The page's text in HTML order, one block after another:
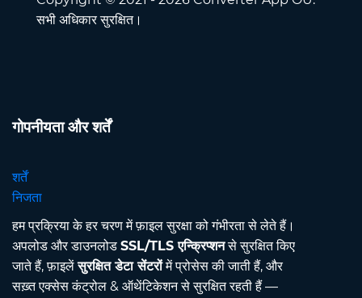
सभी अधिकार सुरक्षित।
गोपनीयता और शर्तें
शर्तें
निजता
हम प्रक्रिया के हर चरण में फ़ाइल सुरक्षा को गंभीरता से लेते हैं।
अपलोड और डाउनलोड SSL/TLS एन्क्रिप्शनसे सुरक्षित किए
जाते हैं, फ़ाइलेंसुरक्षित डेटा सेंटरोंमें प्रोसेस की जाती हैं, और
सख़्त एक्सेस कंट्रोल & ऑथेंटिकेशन से सुरक्षित रहती हैं —